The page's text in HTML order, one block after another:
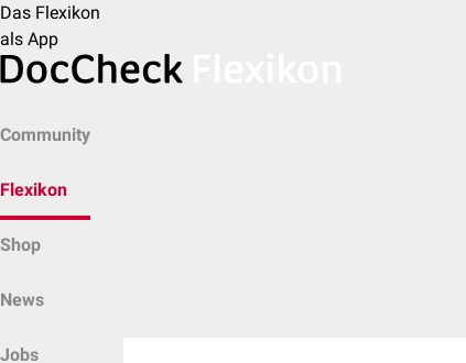
Das Flexikon
als App
Community
Flexikon
Shop
News
Jobs